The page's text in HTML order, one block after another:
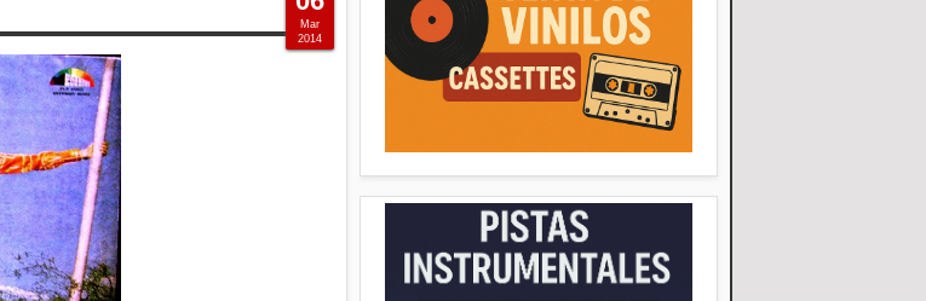
Mar
2014